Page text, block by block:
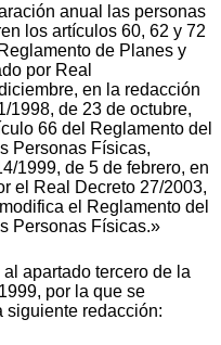
anual las personas
los artículos 60, 62 y 72
de Planes y
por Real
en la redacción
1998, de 23 de octubre,
66 del Reglamento del
Personas Físicas,
1999, de 5 de febrero, en
el Real Decreto 27/2003,
el Reglamento del
Personas Físicas.»
apartado tercero de la
por la que se
siguiente redacción: